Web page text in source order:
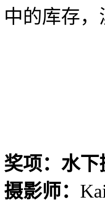
中的库存，
奖项：水
摄影师：